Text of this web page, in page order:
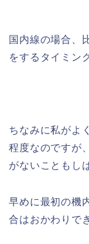
国内線の場合、
をするタイミン
ちなみに私がよ
程度なのですが
がないこともし
早めに最初の機
合はおかわりで